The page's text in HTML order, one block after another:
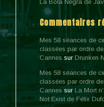
La Bola Negra de
Commentaires
Mes 58 séances de
classées par ordre
Cannes sur Drunken
Mes 58 séances de
classées par ordre
Cannes sur La Mort
Not Exist de Félix